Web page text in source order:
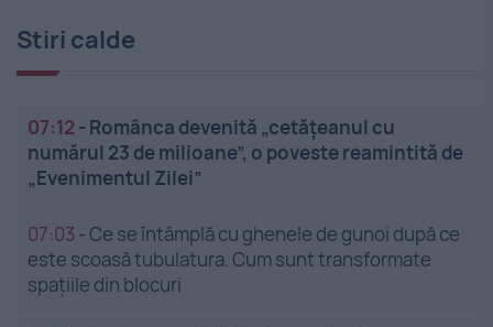
Stiri calde
07:12 - Românca devenită „cetățeanul cu
numărul 23 de milioane”, o poveste reamintită de
„Evenimentul Zilei”
07:03 -Ce se întâmplă cu ghenele de gunoi după ce
este scoasă tubulatura. Cum sunt transformate
spațiile din blocuri